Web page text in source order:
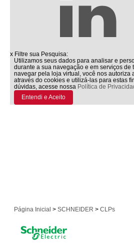
x Filtre sua Pesquisa:
Utilizamos seus dados para analisar e
durante a sua navegação e em serviços de
navegar pela loja virtual, você nos autoriza
através do cookies e utilizá-las para estas
dúvidas, acesse nossa Política de
Entendi e Aceito
Página Inicial> SCHNEIDER> CLPs